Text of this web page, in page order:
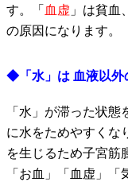
す。「 血虚 」は貧血
の原因になります。
◆「水」は 血液以外
「水」が滞った状態
に水をためやすくな
を生じるため子宮筋
「お血」「血虚」